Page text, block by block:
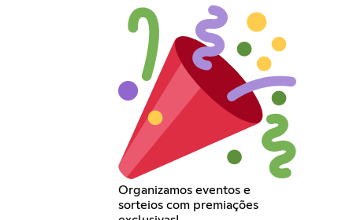
Organizamos eventos e
sorteios com premiações